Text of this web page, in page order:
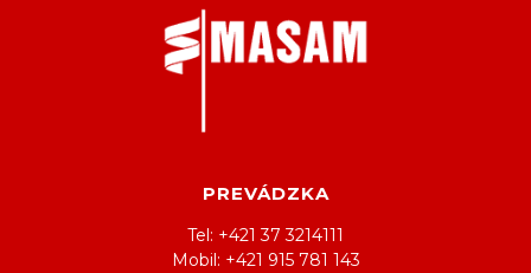
PREVÁDZKA
Tel: +421 37 3214111
Mobil: +421 915 781 143